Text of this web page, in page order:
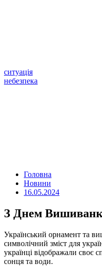
ситуація
небезпека
Головна
Новини
16.05.2024
З Днем
Український орнамент та
символічний зміст для
українці відображали своє
сонця та води.